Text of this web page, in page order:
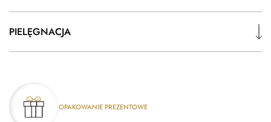
PIELĘGNACJA
OPAKOWANIE PREZENTOWE